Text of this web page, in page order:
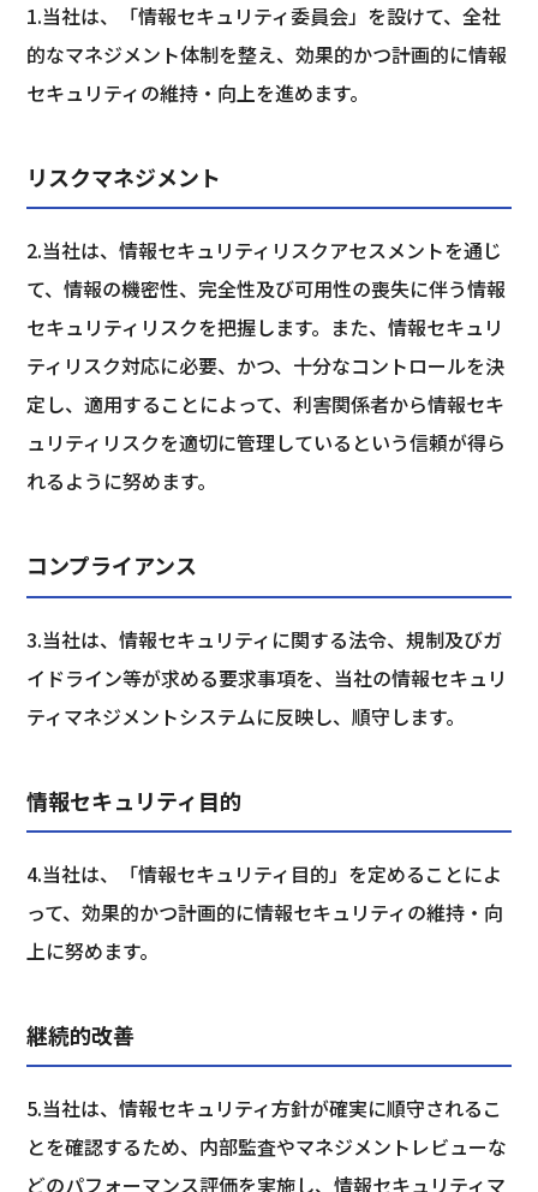
1.当社は、「情報セキュリティ委員会」を設けて、全社
的なマネジメント体制を整え、効果的かつ計画的に情報
セキュリティの維持・向上を進めます。
リスクマネジメント
2.当社は、情報セキュリティリスクアセスメントを通じ
て、情報の機密性、完全性及び可用性の喪失に伴う情報
セキュリティリスクを把握します。また、情報セキュリ
ティリスク対応に必要、かつ、十分なコントロールを決
定し、適用することによって、利害関係者から情報セキ
ュリティリスクを適切に管理しているという信頼が得ら
れるように努めます。
コンプライアンス
3.当社は、情報セキュリティに関する法令、規制及びガ
イドライン等が求める要求事項を、当社の情報セキュリ
ティマネジメントシステムに反映し、順守します。
情報セキュリティ目的
4.当社は、「情報セキュリティ目的」を定めることによ
って、効果的かつ計画的に情報セキュリティの維持・向
上に努めます。
継続的改善
5.当社は、情報セキュリティ方針が確実に順守されるこ
とを確認するため、内部監査やマネジメントレビューな
どのパフォーマンス評価を実施し、情報セキュリティマ